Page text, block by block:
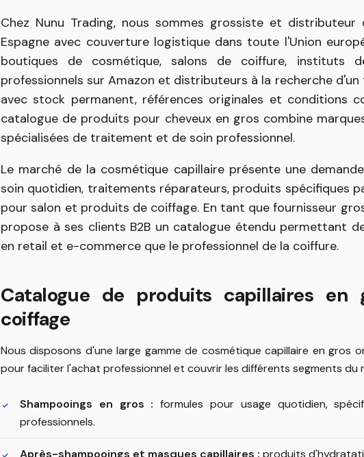
Chez Nunu Trading, nous sommes grossiste et
Espagne avec couverture logistique dans toute l'Union
boutiques de cosmétique, salons de coiffure, instituts
professionnels sur Amazon et distributeurs à la recherche
avec stock permanent, références originales et conditions
catalogue de produits pour cheveux en gros combine
spécialisées de traitement et de soin professionnel.
Le marché de la cosmétique capillaire présente une
soin quotidien, traitements réparateurs, produits spécifiques
pour salon et produits de coiffage. En tant que fournisseur
propose à ses clients B2B un catalogue étendu permettant
en retail et e-commerce que le professionnel de la coiffure.
Catalogue de produits capillaires
coiffage
Nous disposons d'une large gamme de cosmétique capillaire en
pour faciliter l'achat professionnel et couvrir les différents segments du
Shampooings en gros : formules pour usage quotidien,
professionnels.
Après-shampooings et masques capillaires : produits